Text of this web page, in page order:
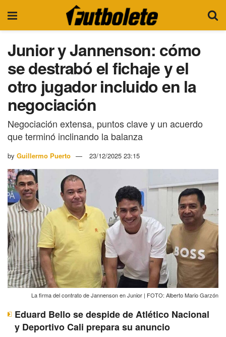
Junior y Jannenson: cómo
se destrabó el fichaje y el
otro jugador incluido en la
negociación
Negociación extensa, puntos clave y un acuerdo
que terminó inclinando la balanza
by Guillermo Puerto 23/12/2025 23:15
La firma del contrato de Jannenson en Junior | FOTO: Alberto Mario Garzón
Eduard Bello se despide de Atlético Nacional
y Deportivo Cali prepara su anuncio